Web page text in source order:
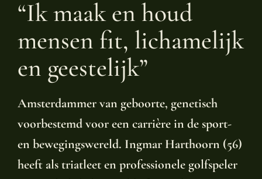
“Ik maak en houd
mensen fit, lichamelijk
en geestelijk”
Amsterdammer van geboorte, genetisch
voorbestemd voor een carrière in de sport-
en bewegingswereld. Ingmar Harthoorn (56)
heeft als triatleet en professionele golfspeler